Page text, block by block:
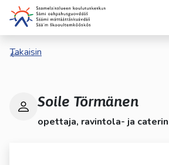
Siirry pääsisältöön
Valitse
käytettävissä
alasnuolilla.
Takaisin
Soile Törmänen
opettaja, ravintola- ja